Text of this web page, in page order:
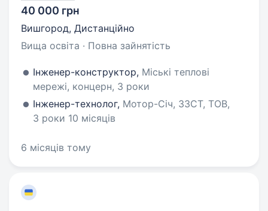
40 000 грн
Вишгород, Дистанційно
Вища освіта · Повна зайнятість
Інженер-конструктор, Міські теплові
мережі, концерн, 3 роки
Інженер-технолог, Мотор-Січ, ЗЗСТ, ТОВ,
3 роки 10 місяців
6 місяців тому